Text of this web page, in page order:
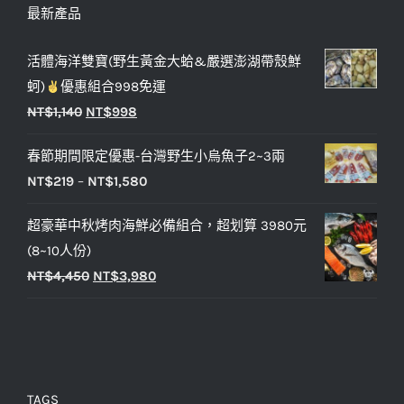
最新產品
活體海洋雙寶(野生黃金大蛤&嚴選澎湖帶殼鮮
蚵)
優惠組合998免運
NT$1,140 NT$998
春節期間限定優惠-台灣野生小烏魚子2~3兩
NT$219 – NT$1,580
超豪華中秋烤肉海鮮必備組合，超划算 3980元
(8~10人份)
NT$4,450 NT$3,980
TAGS